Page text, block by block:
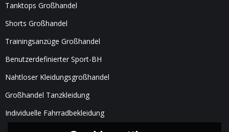
Tanktops Großhandel
Shorts Großhandel
Trainingsanzüge Großhandel
Benutzerdefinierter Sport-BH
Nahtloser Kleidungsgroßhandel
Großhandel Tanzkleidung
Individuelle Fahrradbekleidung